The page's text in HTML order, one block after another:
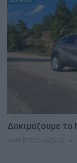
Δοκιμάζουμε το